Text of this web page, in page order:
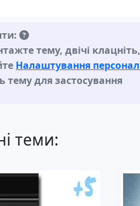
тему,двічі
Налаштування
тему для застосування
теми: